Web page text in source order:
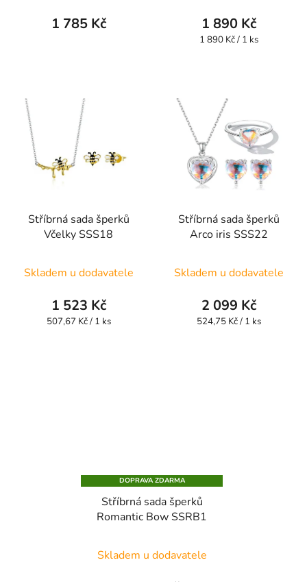
1 785 Kč 1 890 Kč
Měrná
1 890 Kč / 1 ks
Stříbrná sada šperků
Včelky SSS18
hodnocení
produktu
je
Skladem u dodavatele
1 523 Kč
Měrná
507,67 Kč / 1 ks
Stříbrná sada šperků
Arco iris SSS22
Skladem u dodavatele
2 099 Kč
Měrná
524,75 Kč / 1 ks
DOPRAVA ZDARMA
Stříbrná sada šperků
Romantic Bow SSRB1
Skladem u dodavatele